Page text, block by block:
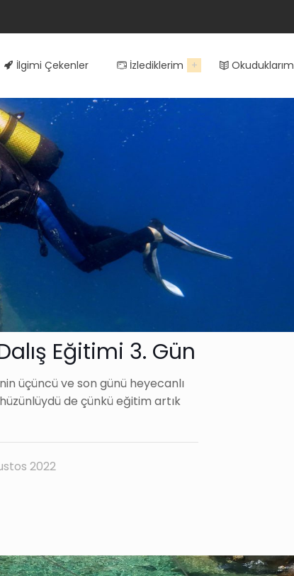
İlgimi Çekenler İzlediklerim Okuduklarım
Dalış Eğitimi 3. Gün
üçüncü ve son günü heyecanlı
de çünkü eğitim artık
2022